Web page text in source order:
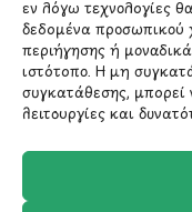
εν λόγω τεχνολογίες
δεδομένα
περιήγησης ή
ιστότοπο. Η μη
συγκατάθεσης, μπορεί
λειτουργίες και
Holargos
Χολαργός
210